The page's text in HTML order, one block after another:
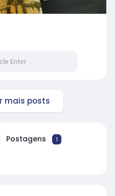
mais posts
Postagens 1